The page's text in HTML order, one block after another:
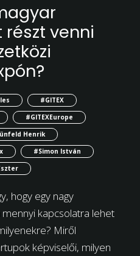
venni
#GITEX
#GITEXEurope
Henrik
#Simon István
hogy egy nagy
kapcsolatra lehet
Miről
képviselői, milyen